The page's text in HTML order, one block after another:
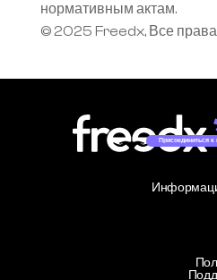
нормативным актам.
© 2025 Freedx, Все
Присоединиться к